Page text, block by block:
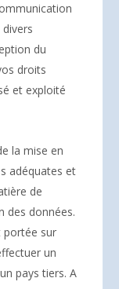
du
droits
et exploité
la mise en
adéquates et
de
des données.
portée sur
un
pays tiers. A